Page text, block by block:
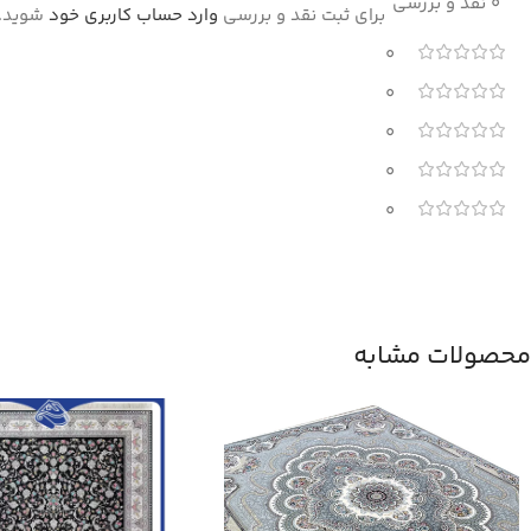
0
0
0
0
0
برای ثبت نقد و بررسی وارد حساب کاربری خود
محصولات مشابه